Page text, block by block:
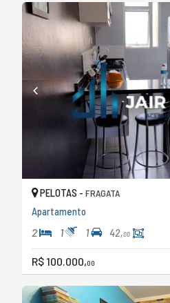
PELOTAS - FRAGATA
Apartamento
2 1 1 42,00
R$ 100.000,00